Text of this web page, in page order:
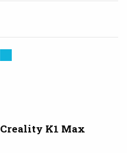
Creality K1 Max